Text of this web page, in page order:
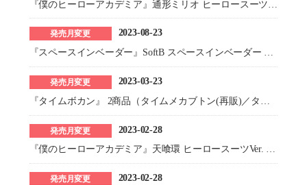
発売月変更
2023-08-23
『スペースインベーダー』SoftB スペースインベーダー CRAB 発売延期のお知らせ
発売月変更
2023-03-23
発売月変更
2023-02-28
『僕のヒーローアカデミア』天喰環 ヒーロースーツVer. 発売延期のお知らせ
発売月変更
2023-02-28